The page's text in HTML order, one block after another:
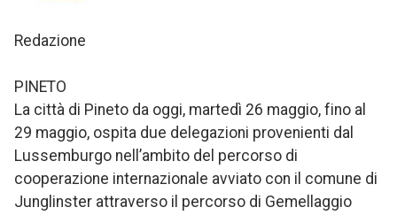
Redazione
PINETO
La città di Pineto da oggi, martedì 26 maggio, fino al
29 maggio, ospita due delegazioni provenienti dal
Lussemburgo nell’ambito del percorso di
cooperazione internazionale avviato con il comune di
Junglinster attraverso il percorso di Gemellaggio